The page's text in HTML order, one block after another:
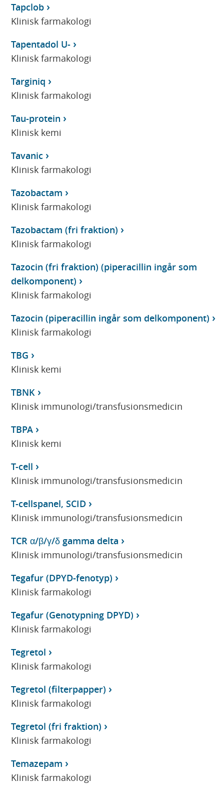
Tapclob
Klinisk farmakologi
Tapentadol U-
Klinisk farmakologi
Targiniq
Klinisk farmakologi
Tau-protein
Klinisk kemi
Tavanic
Klinisk farmakologi
Tazobactam
Klinisk farmakologi
Tazobactam (fri fraktion)
Klinisk farmakologi
Tazocin (fri fraktion) (piperacillin ingår som
delkomponent)
Klinisk farmakologi
Tazocin (piperacillin ingår som delkomponent)
Klinisk farmakologi
TBG
Klinisk kemi
TBNK
Klinisk immunologi/transfusionsmedicin
TBPA
Klinisk kemi
T-cell
Klinisk immunologi/transfusionsmedicin
T-cellspanel, SCID
Klinisk immunologi/transfusionsmedicin
TCR α/β/γ/δ gamma delta
Klinisk immunologi/transfusionsmedicin
Tegafur (DPYD-fenotyp)
Klinisk farmakologi
Tegafur (Genotypning DPYD)
Klinisk farmakologi
Tegretol
Klinisk farmakologi
Tegretol (filterpapper)
Klinisk farmakologi
Tegretol (fri fraktion)
Klinisk farmakologi
Temazepam
Klinisk farmakologi